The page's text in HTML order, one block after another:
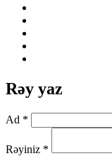
Rəy yaz
Ad *
Rəyiniz *